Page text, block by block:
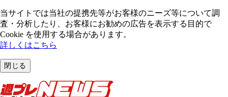
当サイトでは当社の提携先等がお客様のニーズ等について調
査・分析したり、お客様にお勧めの広告を表⽰する⽬的で
Cookie を使⽤する場合があります。
詳しくはこちら
閉じる